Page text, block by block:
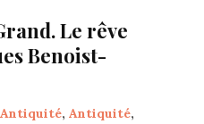
Le rêve
Benoist-
Antiquité, Antiquité,